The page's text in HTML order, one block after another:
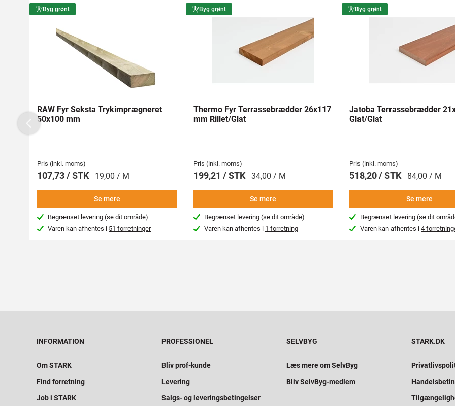
Byg grønt
RAW Fyr Seksta Trykimprægneret
50x100 mm
Pris (inkl. moms)
107,73 / STK 19,00 / M
Se mere
Begrænset levering(se dit område)
Varen kan afhentes i 51 forretninger
Byg grønt
Thermo Fyr Terrassebrædder 26x117
mm Rillet/Glat
Pris (inkl. moms)
199,21 / STK 34,00 / M
Se mere
Begrænset levering (se dit område)
Varen kan afhentes i 1 forretning
Byg grønt
Jatoba Terrassebrædder
Glat/Glat
Pris (inkl. moms)
518,20 / STK 84,00 / M
Se mere
Begrænset levering(se dit
Varen kan afhentes i4
Previous
INFORMATION
Om STARK
Find forretning
Job i STARK
PROFESSIONEL
Bliv prof-kunde
Levering
Salgs- og leveringsbetingelser
SELVBYG
Læs mere om SelvByg
Bliv SelvByg-medlem
STARK.DK